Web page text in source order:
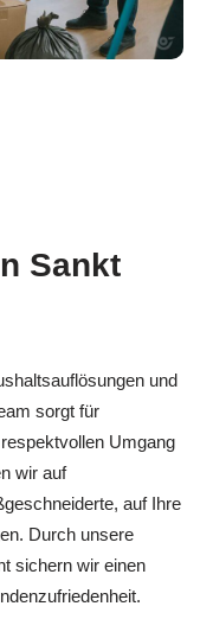
Sankt
und
sorgt für
Umgang
wir auf
auf Ihre
Durch unsere
sichern wir einen